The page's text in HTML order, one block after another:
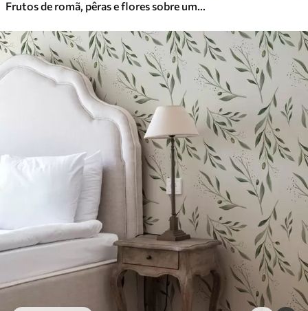
Vinil Premium
65.0039.00€/m²
Frutos de romã, pêras e flores sobre um fundo verde claro